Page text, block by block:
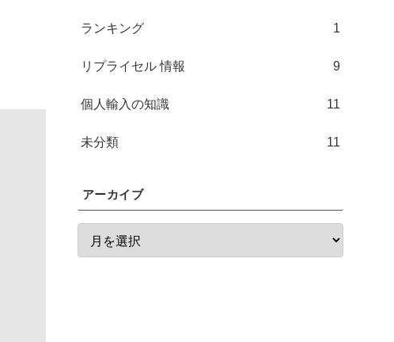
ランキング 1
リプライセル 情報 9
個人輸入の知識 11
未分類 11
アーカイブ